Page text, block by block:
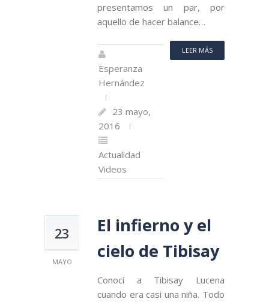
presentamos un par, por
aquello de hacer balance…
LEER MÁS
Esperanza
Hernández
23 mayo,
2016
Actualidad
Videos
23
MAYO
El infierno y el
cielo de Tibisay
Conocí a Tibisay Lucena
cuando era casi una niña. Todo